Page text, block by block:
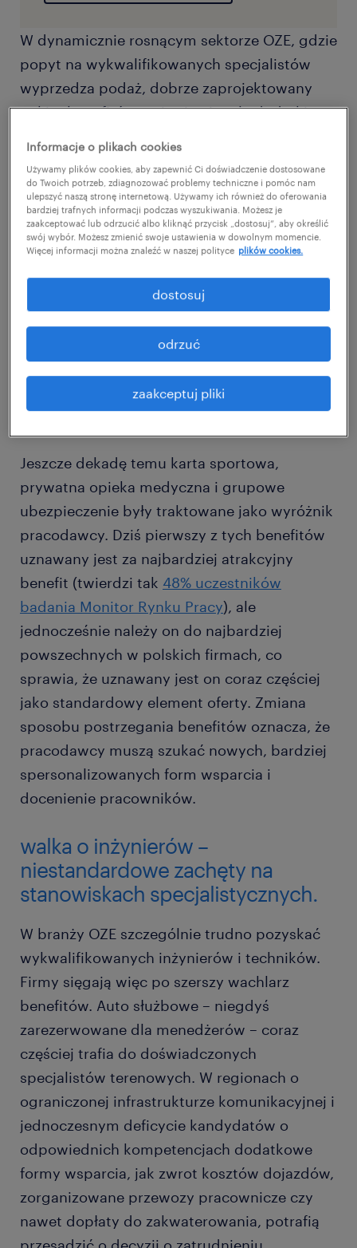
W dynamicznie rosnącym sektorze OZE, gdzie
popyt na wykwalifikowanych specjalistów
wyprzedza podaż, dobrze zaprojektowany
pakiet benefitów staje się nie tyle dodatkiem,
Benefity to dziś element employer brandingu,
sygnał o kulturze organizacyjnej i konkretny
dowód troski o dobrostan pracowników. W
tym artykule przyglądamy się, jak liderzy HR
mogą skutecznie konstruować ofertę
benefitową w firmach zielonej energii,
bazując na aktualnych trendach,
preferencjach kandydatów i dobrych
od standardu do oczekiwanego
Jeszcze dekadę temu karta sportowa,
prywatna opieka medyczna i grupowe
ubezpieczenie były traktowane jako wyróżnik
pracodawcy. Dziś pierwszy z tych benefitów
uznawany jest za najbardziej atrakcyjny
benefit (twierdzi tak 48% uczestników
badania Monitor Rynku Pracy), ale
jednocześnie należy on do najbardziej
powszechnych w polskich firmach, co
sprawia, że uznawany jest on coraz częściej
jako standardowy element oferty. Zmiana
sposobu postrzegania benefitów oznacza, że
pracodawcy muszą szukać nowych, bardziej
spersonalizowanych form wsparcia i
docenienie pracowników.
walka o inżynierów –
niestandardowe zachęty na
stanowiskach specjalistycznych.
W branży OZE szczególnie trudno pozyskać
wykwalifikowanych inżynierów i techników.
Firmy sięgają więc po szerszy wachlarz
benefitów. Auto służbowe – niegdyś
zarezerwowane dla menedżerów – coraz
częściej trafia do doświadczonych
specjalistów terenowych. W regionach o
ograniczonej infrastrukturze komunikacyjnej i
jednoczesnym deficycie kandydatów o
odpowiednich kompetencjach dodatkowe
formy wsparcia, jak zwrot kosztów dojazdów,
zorganizowane przewozy pracownicze czy
nawet dopłaty do zakwaterowania, potrafią
Informacje o plikach cookies
Używamy plików cookies, aby zapewnić Ci doświadczenie dostosowane
do Twoich potrzeb, zdiagnozować problemy techniczne i pomóc nam
ulepszyć naszą stronę internetową. Używamy ich również do oferowania
bardziej trafnych informacji podczas wyszukiwania. Możesz je
zaakceptować lub odrzucić albo kliknąć przycisk „dostosuj”, aby określić
swój wybór. Możesz zmienić swoje ustawienia w dowolnym momencie.
Więcej informacji można znaleźć w naszej polityce plików cookies.
zaakceptuj pliki
odrzuć
dostosuj